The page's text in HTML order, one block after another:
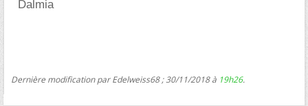
Dalmia
Dernière modification par Edelweiss68 ; 30/11/2018 à 19h26.